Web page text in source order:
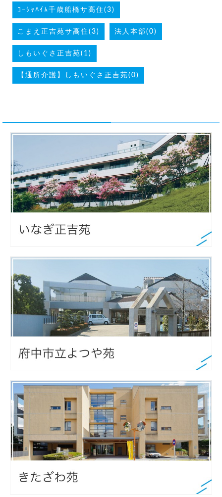
ｺｰｼｬﾊｲﾑ千歳船橋サ高住(3)
こまえ正吉苑サ高住(3) 法人本部(0)
しもいぐさ正吉苑(1)
【通所介護】しもいぐさ正吉苑(0)